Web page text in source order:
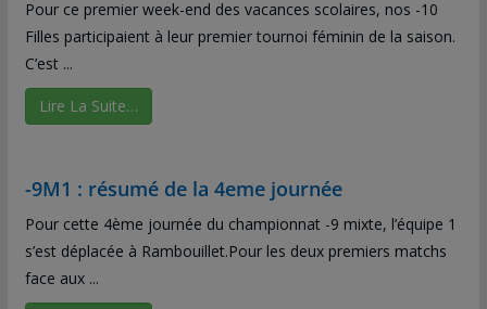
Pour ce premier week-end des vacances scolaires, nos -10
Filles participaient à leur premier tournoi féminin de la saison.
C’est ...
Lire La Suite…
-9M1 : résumé de la 4eme journée
Pour cette 4ème journée du championnat -9 mixte, l’équipe 1
s’est déplacée à Rambouillet.Pour les deux premiers matchs
face aux ...